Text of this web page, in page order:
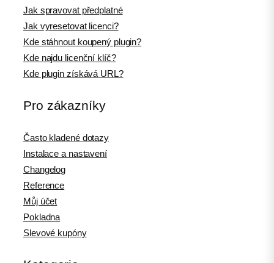
Jak spravovat předplatné
Jak vyresetovat licenci?
Kde stáhnout koupený plugin?
Kde najdu licenční klíč?
Kde plugin získává URL?
Pro zákazníky
Často kladené dotazy
Instalace a nastavení
Changelog
Reference
Můj účet
Pokladna
Slevové kupóny